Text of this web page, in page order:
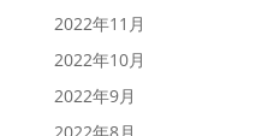
2022年11月
2022年10月
2022年9月